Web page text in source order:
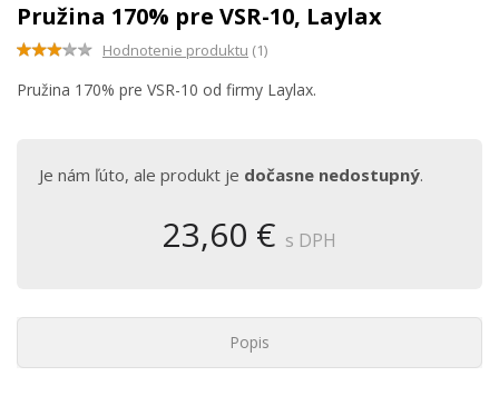
Pružina 170% pre VSR-10, Laylax
Hodnotenie produktu (1)
Pružina 170% pre VSR-10 od firmy Laylax.
Je nám ľúto, ale produkt je dočasne nedostupný.
23,60 € s DPH
Popis